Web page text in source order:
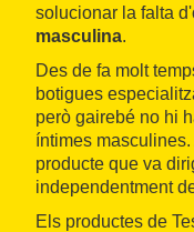
solucionar la falta
masculina.
Des de fa molt
botigues
però gairebé no hi
íntimes
producte que va
independentment
Els productes de